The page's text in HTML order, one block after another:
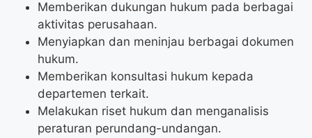
Memberikan dukungan hukum pada berbagai
aktivitas perusahaan.
Menyiapkan dan meninjau berbagai dokumen
hukum.
Memberikan konsultasi hukum kepada
departemen terkait.
Melakukan riset hukum dan menganalisis
peraturan perundang-undangan.